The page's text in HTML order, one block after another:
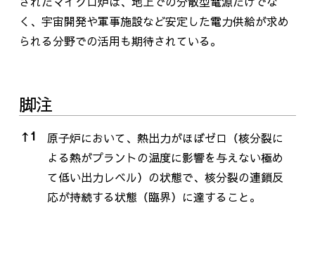
く、宇宙開発や軍事施設など安定した電力供給が求め
られる分野での活用も期待されている。
脚注
脚注
↑1
原子炉において、熱出力がほぼゼロ（核分裂に
よる熱がプラントの温度に影響を与えない極め
て低い出力レベル）の状態で、核分裂の連鎖反
応が持続する状態（臨界）に達すること。